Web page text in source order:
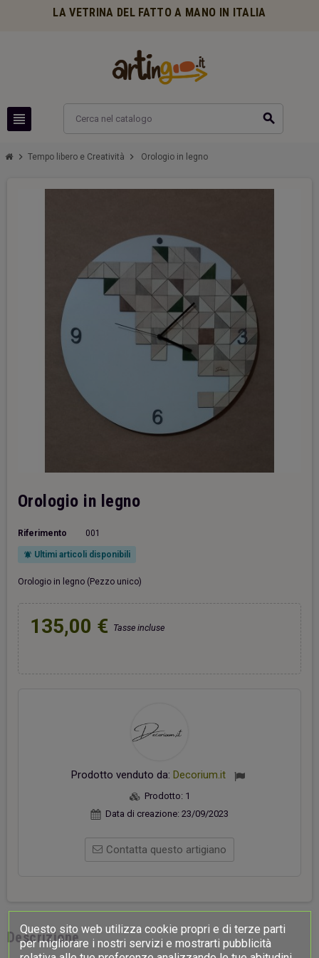
LA VETRINA DEL FATTO A MANO IN ITALIA
view_headline search
chevron_right Tempo libero e Creatività chevron_right Orologio in legno
Orologio in legno
Riferimento 001
notifications_active Ultimi articoli disponibili
Orologio in legno (Pezzo unico)
135,00 € Tasse incluse
Prodotto venduto da: Decorium.it
Prodotto: 1
Data di creazione: 23/09/2023
Contatta questo artigiano
Descrizione
Questo sito web utilizza cookie propri e di terze parti
per migliorare i nostri servizi e mostrarti pubblicità